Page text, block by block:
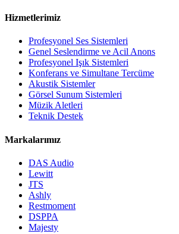
Hizmetlerimiz
Profesyonel Ses Sistemleri
Genel Seslendirme ve Acil Anons
Profesyonel Işık Sistemleri
Konferans ve Simultane Tercüme
Akustik Sistemler
Görsel Sunum Sistemleri
Müzik Aletleri
Teknik Destek
Markalarımız
DAS Audio
Lewitt
JTS
Ashly
Restmoment
DSPPA
Majesty